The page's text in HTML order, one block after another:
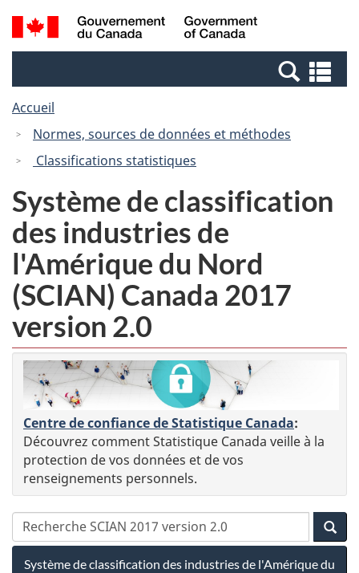
Passer
au
Passer
à
Canada
Recherche
et
et
Accueil
Normes, sources de données et méthodes
Classifications statistiques
Système de classification
des industries de
l'Amérique du Nord
(SCIAN) Canada 2017
version 2.0
Centre de confiance de Statistique Canada:
Découvrez comment Statistique Canada veille à la
protection de vos données et de vos
renseignements personnels.
Système de classification des industries de l'Amérique du